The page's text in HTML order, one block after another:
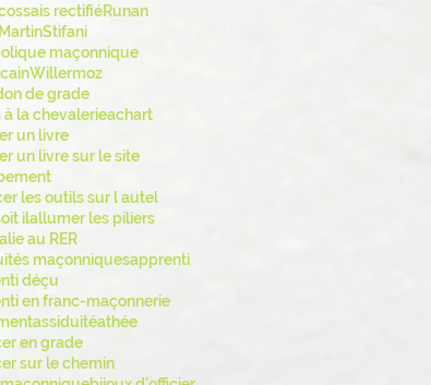
rectifiéRunan
Stifani
maçonnique
Willermoz
de grade
à la chevalerieachart
un livre
un livre sur le site
les outils sur l autel
ilallumer les piliers
au RER
maçonniquesapprenti
déçu
en franc-maçonnerie
assiduitéathée
en grade
sur le chemin